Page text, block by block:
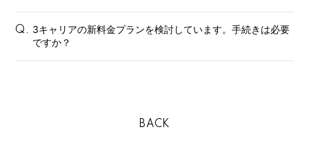
Gallery
Member's Movie
from. HAEIN
Q. 3キャリアの新料金プランを検討しています。手続きは必要
ですか？
BACK